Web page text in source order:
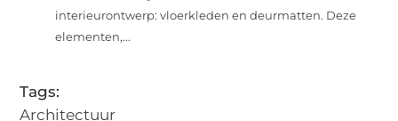
interieurontwerp: vloerkleden en deurmatten. Deze
elementen,...
Tags:
Architectuur